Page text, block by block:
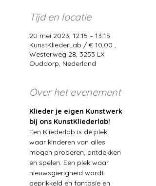
Tijd en locatie
20 mei 2023, 12:15 – 13:15
KunstKliederLab / € 10,00 ,
Westerweg 28, 3253 LX
Ouddorp, Nederland
Over het evenement
Klieder je eigen Kunstwerk
bij ons KunstKliederlab!
Een Kliederlab is dé plek
waar kinderen van alles
mogen proberen, ontdekken
en spelen. Een plek waar
nieuwsgierigheid wordt
geprikkeld en fantasie en